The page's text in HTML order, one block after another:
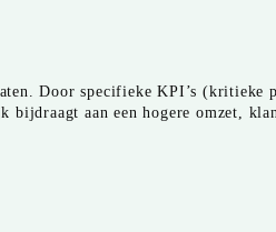
Door specifieke KPI’s (kritieke
aan een hogere omzet,